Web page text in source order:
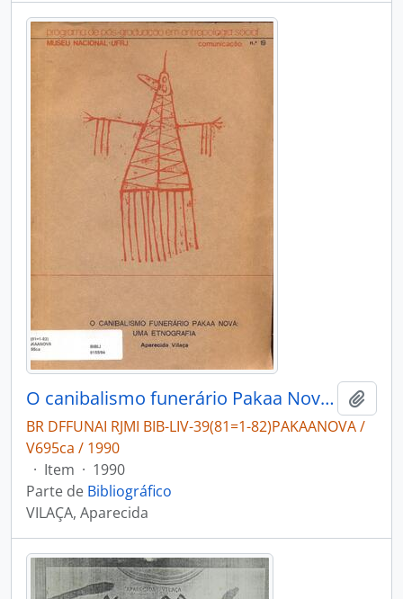
O canibalismo funerário Pakaa Nova: uma etnografia.
BR DFFUNAI RJMI BIB-LIV-39(81=1-82)PAKAANOVA /
V695ca / 1990
· Item · 1990
Parte de Bibliográfico
VILAÇA, Aparecida